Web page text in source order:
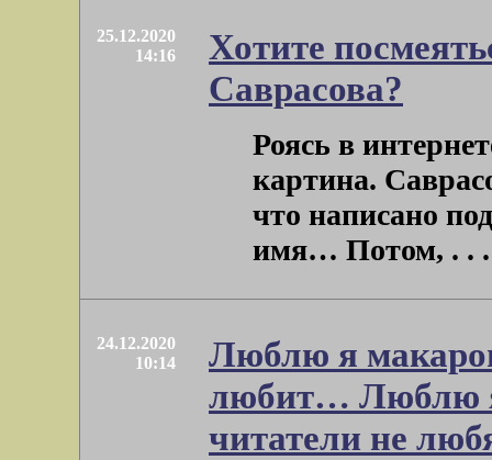
25.12.2020
14:16
Хотите
Саврасова?
Роясь в
картина.
что написано
имя… Потом, . . .
24.12.2020
10:14
Люблю я
любит… Люблю я
читатели не